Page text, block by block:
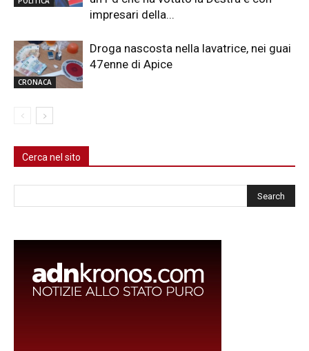
impresari della...
CRONACA
Droga nascosta nella lavatrice, nei guai
47enne di Apice
Cerca nel sito